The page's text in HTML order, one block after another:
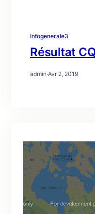
Infogenerale3
Résultat
admin·Avr 2, 2019